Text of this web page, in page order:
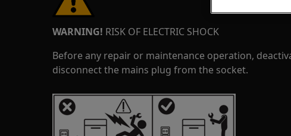
WARNING! RISK OF ELECTRIC SHOCK
Before any repair or maintenance operation,
disconnect the mains plug from the socket.